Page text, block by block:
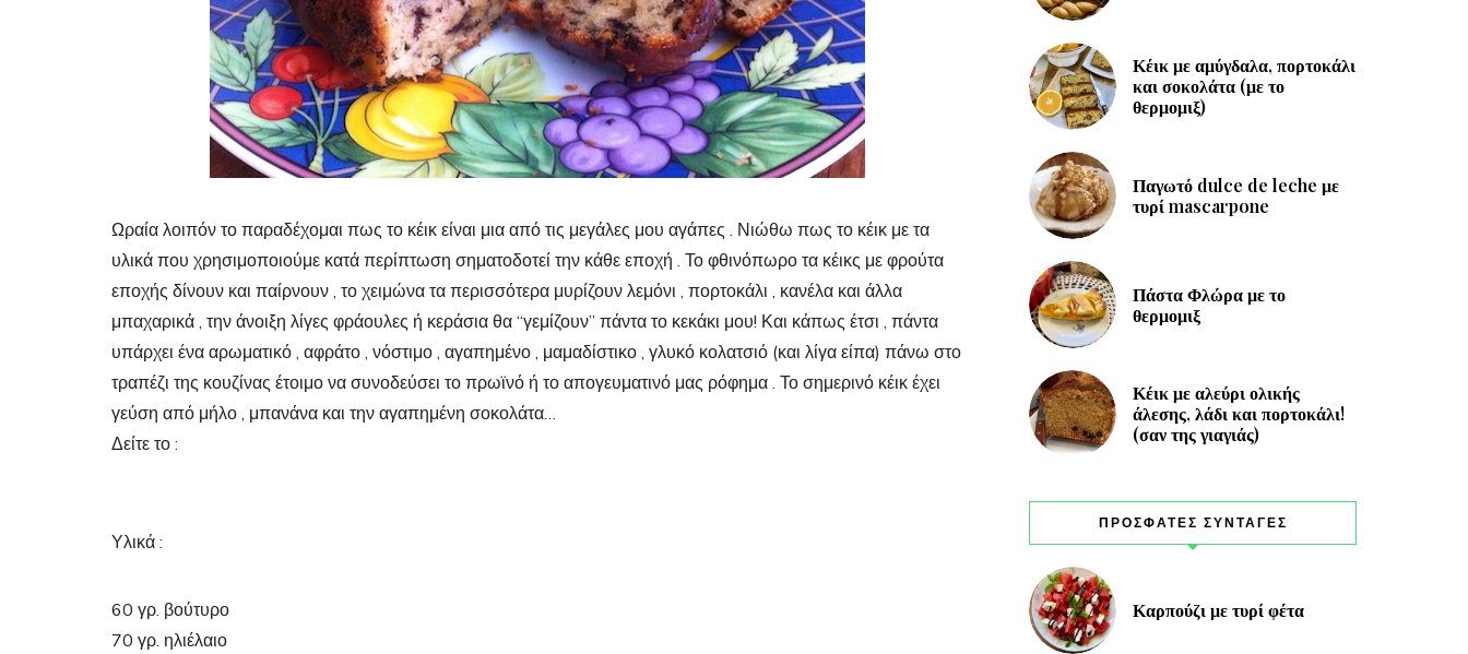
Ωραία λοιπόν το παραδέχομαι πως το κέικ είναι μια από τις μεγάλες μου αγάπες . Νιώθω πως το κέικ με τα
υλικά που χρησιμοποιούμε κατά περίπτωση σηματοδοτεί την κάθε εποχή . Το φθινόπωρο τα κέικς με φρούτα
εποχής δίνουν και παίρνουν , το χειμώνα τα περισσότερα μυρίζουν λεμόνι , πορτοκάλι , κανέλα και άλλα
μπαχαρικά , την άνοιξη λίγες φράουλες ή κεράσια θα “γεμίζουν” πάντα το κεκάκι μου! Και κάπως έτσι , πάντα
υπάρχει ένα αρωματικό , αφράτο , νόστιμο , αγαπημένο , μαμαδίστικο , γλυκό κολατσιό (και λίγα είπα) πάνω στο
τραπέζι της κουζίνας έτοιμο να συνοδεύσει το πρωϊνό ή το απογευματινό μας ρόφημα . Το σημερινό κέικ έχει
γεύση από μήλο , μπανάνα και την αγαπημένη σοκολάτα…
Δείτε το :
Υλικά :
60 γρ. βούτυρο
70 γρ. ηλιέλαιο
Κέικ με αμύγδαλα, πορτοκάλι
και σοκολάτα (με το
θερμομιξ)
Παγωτό dulce de leche με
τυρί mascarpone
Πάστα Φλώρα με το
θερμομιξ
Κέικ με αλεύρι ολικής
άλεσης, λάδι και πορτοκάλι!
(σαν της γιαγιάς)
ΠΡΟΣΦΑΤΕΣ ΣΥΝΤΑΓΕΣ
Καρπούζι με τυρί φέτα